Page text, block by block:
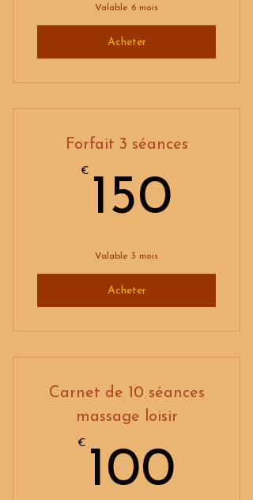
Valable 6 mois
Acheter
Forfait 3 séances
€ 150
Valable 3 mois
Acheter
Carnet de 10 séances
massage loisir
€ 100